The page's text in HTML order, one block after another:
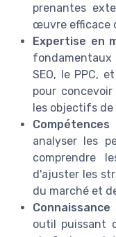
prenantes
œuvre efficace
Expertise en
SEO, le PPC,
pour
les objectifs de
analyser les
comprendre
d'ajuster les
du marché et
outil puissant